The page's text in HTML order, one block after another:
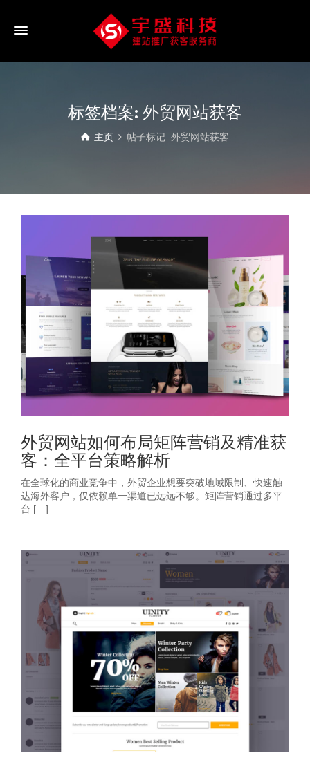
标签档案: 外贸网站获客
主页 帖子标记: 外贸网站获客
外贸网站如何布局矩阵营销及精准获
客：全平台策略解析
在全球化的商业竞争中，外贸企业想要突破地域限制、快速触
达海外客户，仅依赖单一渠道已远远不够。矩阵营销通过多平
台 […]